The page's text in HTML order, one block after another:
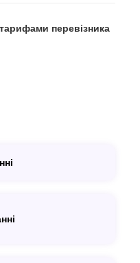
перевізника